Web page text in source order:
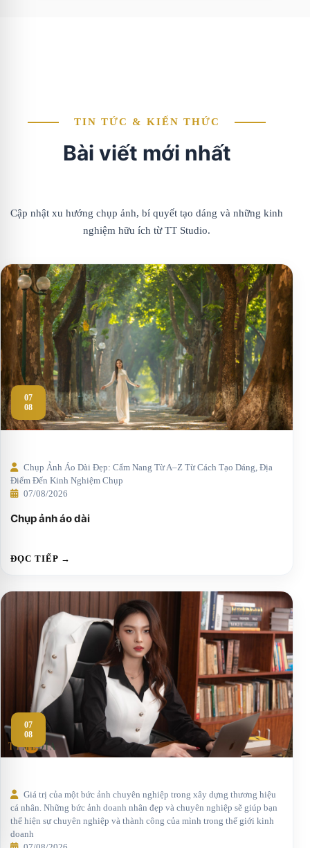
TIN TỨC & KIẾN THỨC
Bài viết mới nhất
Cập nhật xu hướng chụp ảnh, bí quyết tạo dáng và những kinh
nghiệm hữu ích từ TT Studio.
07
08
Chụp Ảnh Áo Dài Đẹp: Cẩm Nang Từ A–Z Từ Cách Tạo Dáng, Địa
Điểm Đến Kinh Nghiệm Chụp
07/08/2026
Chụp ảnh áo dài
ĐỌC TIẾP →
07
08
Giá trị của một bức ảnh chuyên nghiệp trong xây dựng thương hiệu
cá nhân. Những bức ảnh doanh nhân đẹp và chuyên nghiệp sẽ giúp bạn
thể hiện sự chuyên nghiệp và thành công của mình trong thế giới kinh
doanh